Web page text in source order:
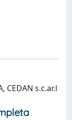
CEDAN s.c.ar.l